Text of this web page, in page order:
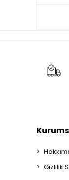
Gizlilik